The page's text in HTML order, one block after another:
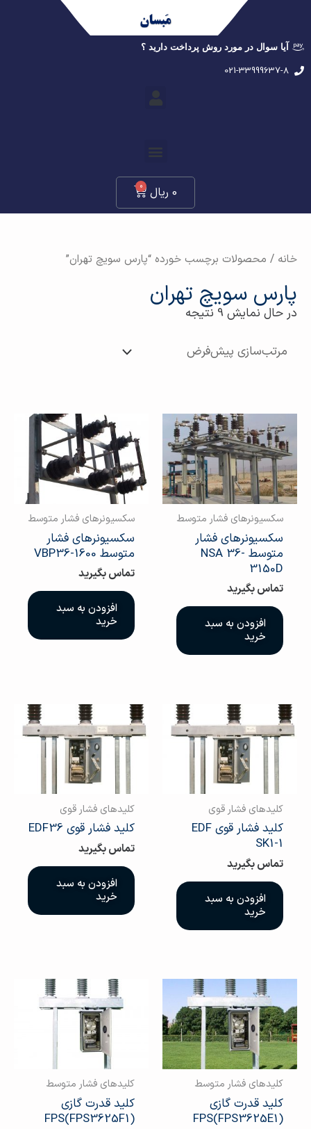
آیا سوال در مورد روش پرداخت دارید ؟
021-33999637-8
0 ریال 0
خانه / محصولات برچسب خورده “پارس سویچ تهران”
پارس سویچ تهران
در حال نمایش 9 نتیجه
سکسیونرهای فشار متوسط
سکسیونرهای فشار
متوسط NSA 36-
3150D
تماس بگیرید
افزودن به سبد
خرید
سکسیونرهای فشار متوسط
سکسیونرهای فشار
متوسط VBP36-1600
تماس بگیرید
افزودن به سبد
خرید
کلیدهای فشار قوی
کلید فشار قوی EDF
SK1-1
تماس بگیرید
افزودن به سبد
خرید
کلیدهای فشار قوی
کلید فشار قوی EDF36
تماس بگیرید
افزودن به سبد
خرید
کلیدهای فشار متوسط
کلید قدرت گازی
(FPS3625E1)FPS
کلیدهای فشار متوسط
کلید قدرت گازی
(FPS3625F1)FPS